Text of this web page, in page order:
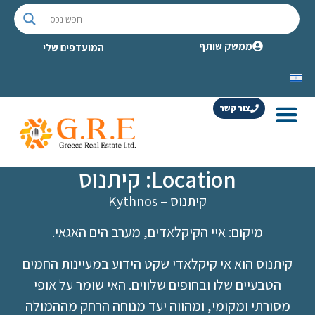
ממשק שותף המועדפים שלי
צור קשר
Location: קיתנוס
קיתנוס – Kythnos
מיקום: איי הקיקלאדים, מערב הים האגאי.
קיתנוס הוא אי קיקלאדי שקט הידוע במעיינות החמים
הטבעיים שלו ובחופים שלווים. האי שומר על אופי
מסורתי ומקומי, ומהווה יעד מנוחה הרחק מההמולה